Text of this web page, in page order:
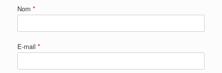
Nom *
E-mail *